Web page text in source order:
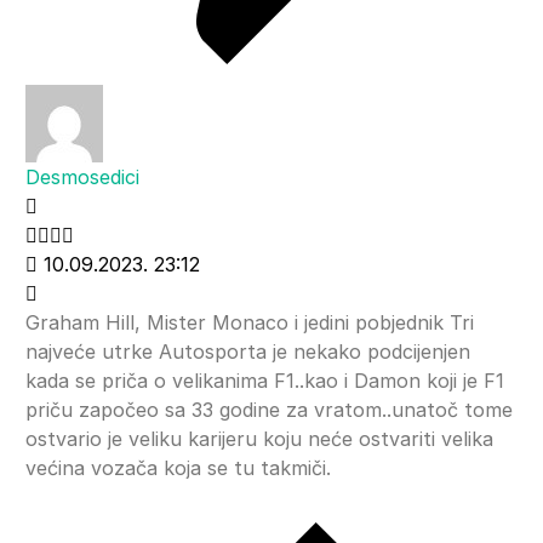
Desmosedici
10.09.2023. 23:12
Graham Hill, Mister Monaco i jedini pobjednik Tri
najveće utrke Autosporta je nekako podcijenjen
kada se priča o velikanima F1..kao i Damon koji je F1
priču započeo sa 33 godine za vratom..unatoč tome
ostvario je veliku karijeru koju neće ostvariti velika
većina vozača koja se tu takmiči.